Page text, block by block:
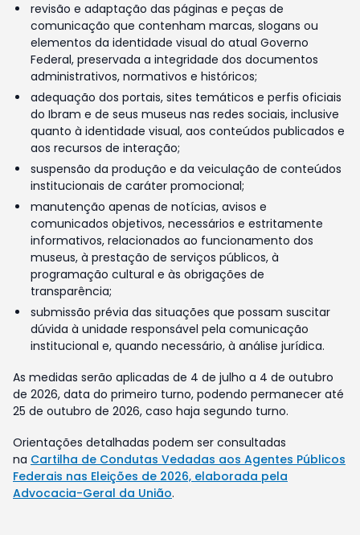
revisão e adaptação das páginas e peças de
comunicação que contenham marcas, slogans ou
elementos da identidade visual do atual Governo
Federal, preservada a integridade dos documentos
administrativos, normativos e históricos;
adequação dos portais, sites temáticos e perfis oficiais
do Ibram e de seus museus nas redes sociais, inclusive
quanto à identidade visual, aos conteúdos publicados e
aos recursos de interação;
suspensão da produção e da veiculação de conteúdos
institucionais de caráter promocional;
manutenção apenas de notícias, avisos e
comunicados objetivos, necessários e estritamente
informativos, relacionados ao funcionamento dos
museus, à prestação de serviços públicos, à
programação cultural e às obrigações de
transparência;
submissão prévia das situações que possam suscitar
dúvida à unidade responsável pela comunicação
institucional e, quando necessário, à análise jurídica.
As medidas serão aplicadas de 4 de julho a 4 de outubro
de 2026, data do primeiro turno, podendo permanecer até
25 de outubro de 2026, caso haja segundo turno.
Orientações detalhadas podem ser consultadas
na Cartilha de Condutas Vedadas aos Agentes Públicos
Federais nas Eleições de 2026, elaborada pela
Advocacia-Geral da União.